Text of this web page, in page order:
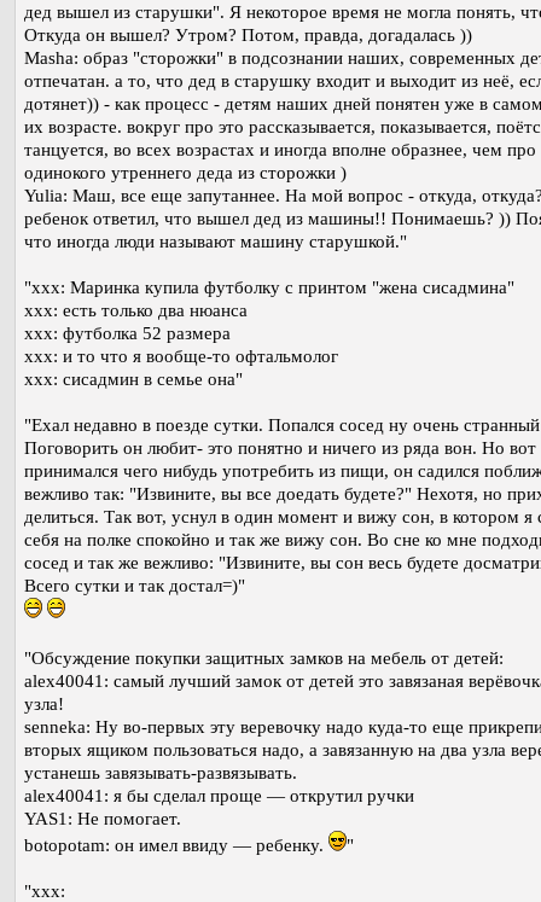
дед вышел из старушки". Я некоторое время не могла понять,
Откуда он вышел? Утром? Потом, правда, догадалась ))
Masha: образ "сторожки" в подсознании наших, современных
отпечатан. а то, что дед в старушку входит и выходит из неё,
дотянет)) - как процесс - детям наших дней понятен уже в
их возрасте. вокруг про это рассказывается, показывается,
танцуется, во всех возрастах и иногда вполне образнее, чем про
одинокого утреннего деда из сторожки )
Yulia: Маш, все еще запутаннее. На мой вопрос - откуда,
ребенок ответил, что вышел дед из машины!! Понимаешь? ))
что иногда люди называют машину старушкой."
"xxx: Маринка купила футболку с принтом "жена сисадмина"
xxx: есть только два нюанса
xxx: футболка 52 размера
xxx: и то что я вообще-то офтальмолог
xxx: сисадмин в семье она"
"Ехал недавно в поезде сутки. Попался сосед ну очень
Поговорить он любит- это понятно и ничего из ряда вон. Но вот
принимался чего нибудь употребить из пищи, он садился
вежливо так: "Извините, вы все доедать будете?" Нехотя, но
делиться. Так вот, уснул в один момент и вижу сон, в котором я
себя на полке спокойно и так же вижу сон. Во сне ко мне
сосед и так же вежливо: "Извините, вы сон весь будете
Всего сутки и так достал=)"
"Обсуждение покупки защитных замков на мебель от детей:
alex40041: самый лучший замок от детей это завязаная
узла!
senneka: Ну во-первых эту веревочку надо куда-то еще
вторых ящиком пользоваться надо, а завязанную на два узла
устанешь завязывать-развязывать.
alex40041: я бы сделал проще — открутил ручки
YAS1: Не помогает.
botopotam: он имел ввиду — ребенку.
"
"xxx: